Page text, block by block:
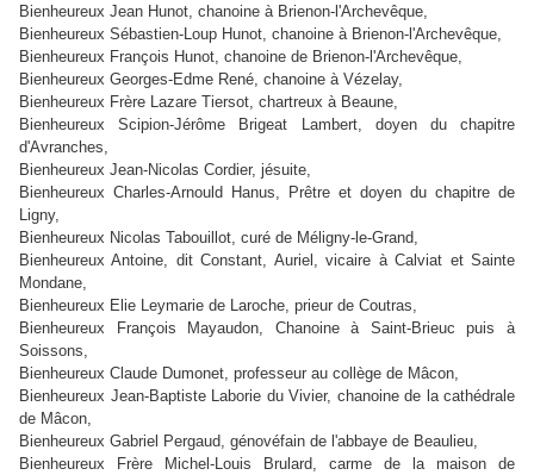
Bienheureux Jean Hunot, chanoine à Brienon-l'Archevêque,
Bienheureux Sébastien-Loup Hunot, chanoine à Brienon-l'Archevêque,
Bienheureux François Hunot, chanoine de Brienon-l'Archevêque,
Bienheureux Georges-Edme René, chanoine à Vézelay,
Bienheureux Frère Lazare Tiersot, chartreux à Beaune,
Bienheureux Scipion-Jérôme Brigeat Lambert, doyen du chapitre
d'Avranches,
Bienheureux Jean-Nicolas Cordier, jésuite,
Bienheureux Charles-Arnould Hanus, Prêtre et doyen du chapitre de
Ligny,
Bienheureux Nicolas Tabouillot, curé de Méligny-le-Grand,
Bienheureux Antoine, dit Constant, Auriel, vicaire à Calviat et Sainte
Mondane,
Bienheureux Elie Leymarie de Laroche, prieur de Coutras,
Bienheureux François Mayaudon, Chanoine à Saint-Brieuc puis à
Soissons,
Bienheureux Claude Dumonet, professeur au collège de Mâcon,
Bienheureux Jean-Baptiste Laborie du Vivier, chanoine de la cathédrale
de Mâcon,
Bienheureux Gabriel Pergaud, génovéfain de l'abbaye de Beaulieu,
Bienheureux Frère Michel-Louis Brulard, carme de la maison de